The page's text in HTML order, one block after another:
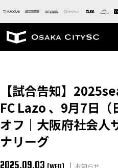
【試合告知】
FC Lazo 、9月7日
オフ｜大阪府社会人
ナリーグ
2025.09.03 [WED] お知らせ